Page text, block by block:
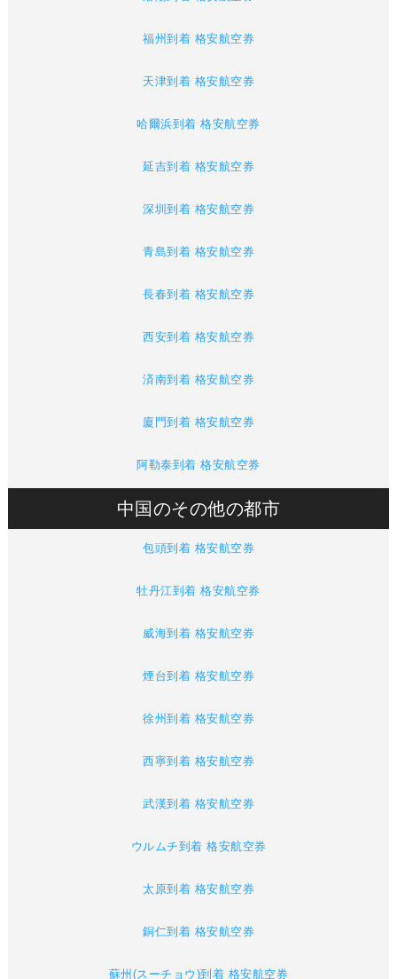
福州到着 格安航空券
天津到着 格安航空券
哈爾浜到着 格安航空券
延吉到着 格安航空券
深圳到着 格安航空券
青島到着 格安航空券
長春到着 格安航空券
西安到着 格安航空券
済南到着 格安航空券
廈門到着 格安航空券
阿勒泰到着 格安航空券
中国のその他の都市
包頭到着 格安航空券
牡丹江到着 格安航空券
威海到着 格安航空券
煙台到着 格安航空券
徐州到着 格安航空券
西寧到着 格安航空券
武漢到着 格安航空券
ウルムチ到着 格安航空券
太原到着 格安航空券
銅仁到着 格安航空券
蘇州(スーチョウ)到着 格安航空券